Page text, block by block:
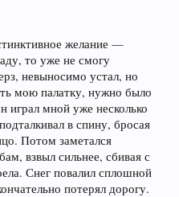
желание —
то уже не смогу
невыносимо устал, но
мою палатку, нужно было
играл мной уже несколько
в спину, бросая
Потом заметался
взвыл сильнее, сбивая с
Снег повалил сплошной
потерял дорогу.